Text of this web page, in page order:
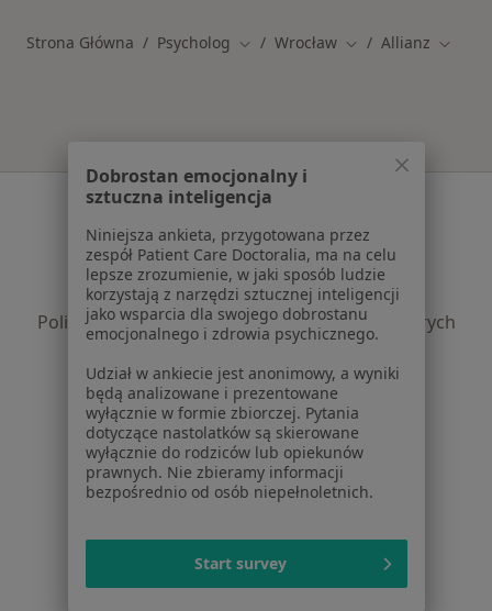
Strona Główna Psycholog Zmień miasto
Wrocław Zmień miasto
Allianz Zmień
Serwis
Regulamin
Polityka prywatności pacjentów
Polityka prywatności profesjonalistów
Polityka prywatności dla profesjonalistów, których
dane pozyskaliśmy samodzielnie
Polityka cookies
Jak działają wyniki wyszukiwania
Dostępność
O nas
Praca Rekrutujemy!
Partnerzy
Kontakt
Dobrostan emocjonalny i
sztuczna inteligencja
Niniejsza ankieta, przygotowana przez
zespół Patient Care Doctoralia, ma na celu
lepsze zrozumienie, w jaki sposób ludzie
korzystają z narzędzi sztucznej inteligencji
jako wsparcia dla swojego dobrostanu
emocjonalnego i zdrowia psychicznego.
Udział w ankiecie jest anonimowy, a wyniki
będą analizowane i prezentowane
wyłącznie w formie zbiorczej. Pytania
dotyczące nastolatków są skierowane
wyłącznie do rodziców lub opiekunów
prawnych. Nie zbieramy informacji
bezpośrednio od osób niepełnoletnich.
Start survey